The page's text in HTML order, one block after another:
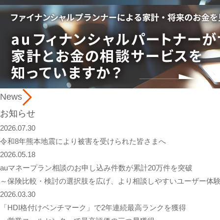
News
お知らせ
2026.07.30
令和8年熊本地震により被害を受けられた皆さまへ
2026.05.18
auマネープラン相談のお申し込み件数が累計20万件を突破
～保険比較・検討の選択肢を広げ、より相談しやすいユーザー体
2026.03.30
「HDI格付けベンチマーク」で2年連続最高ランクを獲得